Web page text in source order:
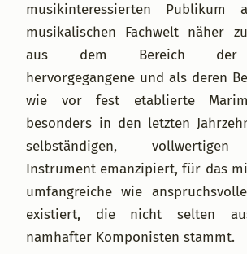
musikinteressierten
musikalischen Fachwelt näher
aus dem Bereich der
hervorgegangene und als deren
wie vor fest etablierte
besonders in den letzten
selbständigen, vollwertigen
Instrument emanzipiert, für das
umfangreiche wie
existiert, die nicht selten
namhafter Komponisten stammt.